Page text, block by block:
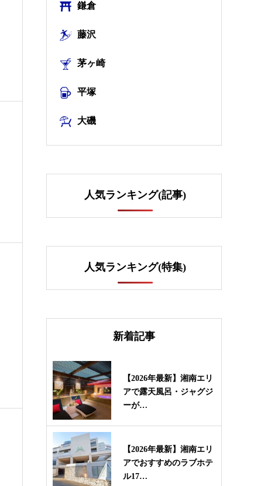
鎌倉
藤沢
茅ヶ崎
平塚
大磯
人気ランキング(記事)
人気ランキング(特集)
新着記事
【2026年最新】湘南エリ
アで露天風呂・ジャグジ
ーが…
【2026年最新】湘南エリ
アでおすすめのラブホテ
ル17…